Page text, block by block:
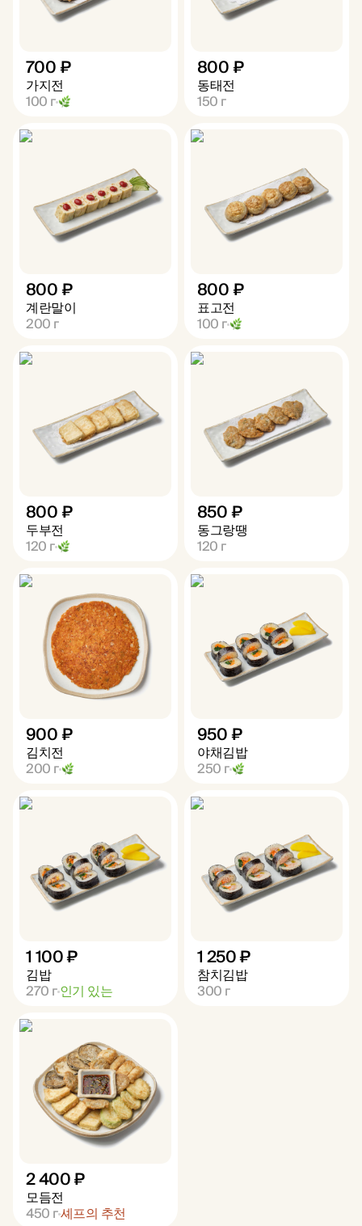
700 ₽
가지전
100г
800 ₽
동태전
150г
800 ₽
계란말이
200г
800 ₽
표고전
100г
800 ₽
두부전
120г
850 ₽
동그랑땡
120г
900 ₽
김치전
200г
950 ₽
야채김밥
250г
1 100 ₽
김밥
270г인기 있는
1 250 ₽
참치김밥
300г
2 400 ₽
모듬전
450г셰프의 추천